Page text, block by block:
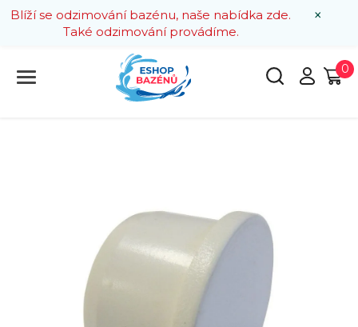
×
Blíží se odzimování bazénu, naše nabídka zde.
Také odzimování provádíme.
0